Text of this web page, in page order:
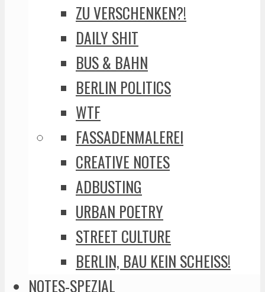
ZU VERSCHENKEN?!
DAILY SHIT
BUS & BAHN
BERLIN POLITICS
WTF
FASSADENMALEREI
CREATIVE NOTES
ADBUSTING
URBAN POETRY
STREET CULTURE
BERLIN, BAU KEIN SCHEISS!
NOTES-SPEZIAL